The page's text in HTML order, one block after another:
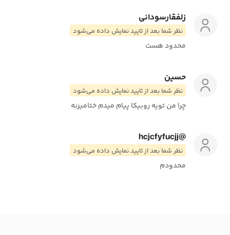
زلفقارسودانی
نظر شما بعد از تایید نمایش داده می‌شود
محدود هست
حسین
نظر شما بعد از تایید نمایش داده می‌شود
چرا من تویه روبیکا پیام میدم ختامیزنه
@hcjcfyfucjj
نظر شما بعد از تایید نمایش داده می‌شود
محدودم